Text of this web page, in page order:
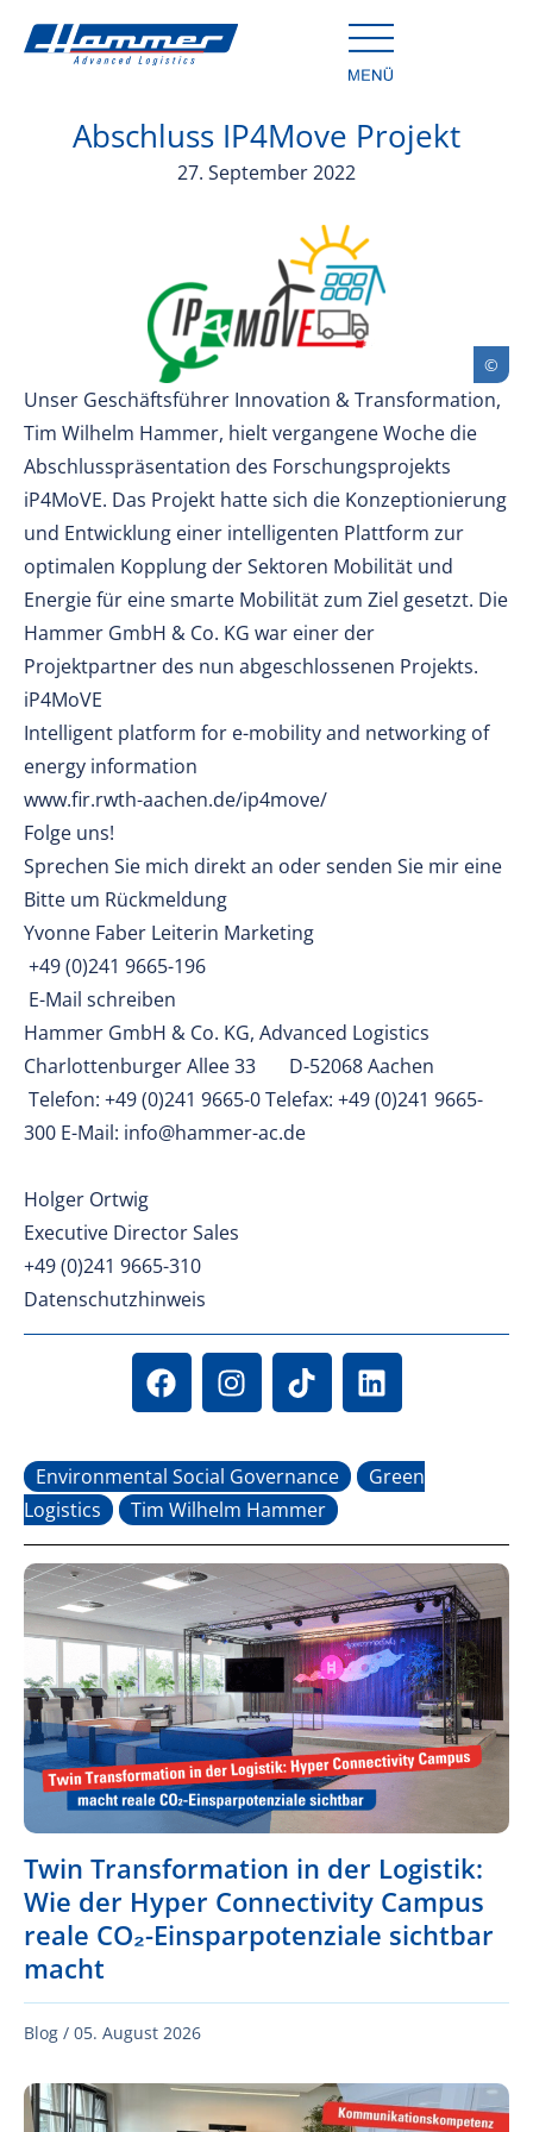
Abschluss IP4Move Projekt
27. September 2022
Unser Geschäftsführer Innovation & Transformation,
Tim Wilhelm Hammer, hielt vergangene Woche die
Abschlusspräsentation des Forschungsprojekts
iP4MoVE. Das Projekt hatte sich die Konzeptionierung
und Entwicklung einer intelligenten Plattform zur
optimalen Kopplung der Sektoren Mobilität und
Energie für eine smarte Mobilität zum Ziel gesetzt. Die
Hammer GmbH & Co. KG war einer der
Projektpartner des nun abgeschlossenen Projekts.
iP4MoVE
Intelligent platform for e-mobility and networking of
energy information
www.fir.rwth-aachen.de/ip4move/
Folge uns!
Sprechen Sie mich direkt an oder senden Sie mir eine
Bitte um Rückmeldung
Yvonne Faber Leiterin Marketing
+49 (0)241 9665-196
E-Mail schreiben
Hammer GmbH & Co. KG, Advanced Logistics
Charlottenburger Allee 33 D-52068 Aachen
Telefon: +49 (0)241 9665-0 Telefax: +49 (0)241 9665-
300 E-Mail: info@hammer-ac.de
Holger Ortwig
Executive Director Sales
+49 (0)241 9665-310
Datenschutzhinweis
Environmental Social Governance
Green
Logistics
Tim Wilhelm Hammer
Twin Transformation in der Logistik:
Wie der Hyper Connectivity Campus
reale CO₂-Einsparpotenziale sichtbar
macht
Blog / 05. August 2026